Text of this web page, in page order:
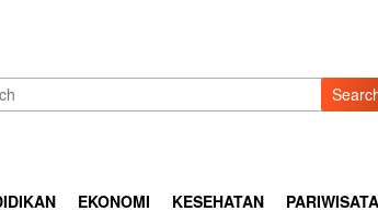
EKONOMI KESEHATAN PARIWISATA